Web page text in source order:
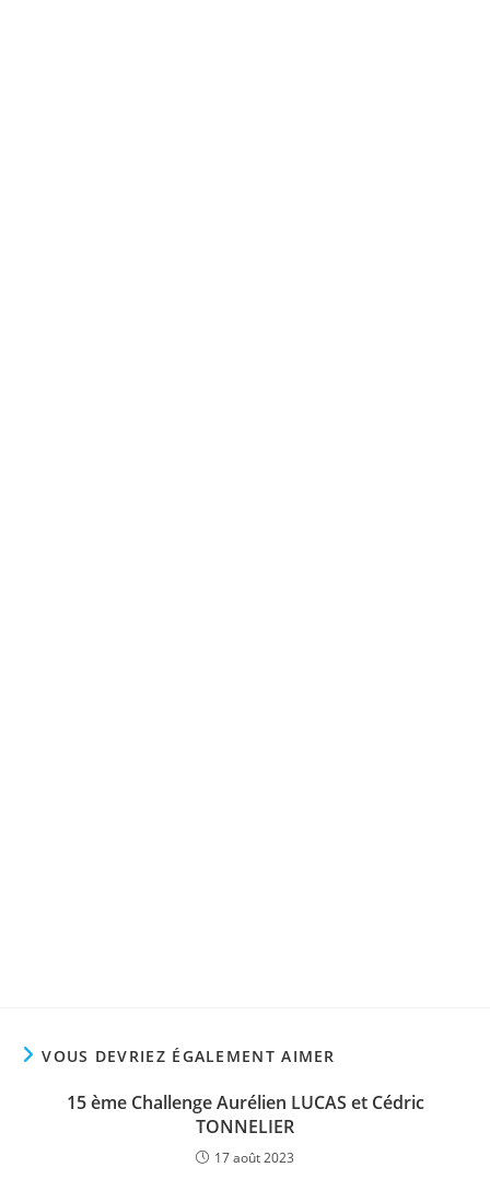
VOUS DEVRIEZ ÉGALEMENT AIMER
15 ème Challenge Aurélien LUCAS et Cédric
TONNELIER
17 août 2023